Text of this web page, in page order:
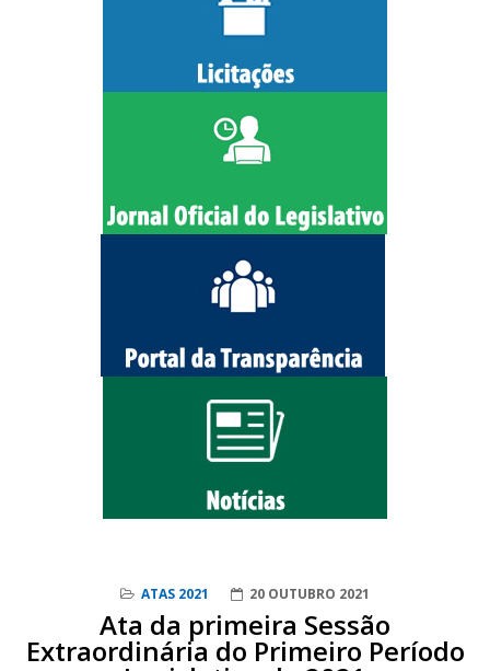
ATAS 2021 20 OUTUBRO 2021
Ata da primeira Sessão
Extraordinária do Primeiro Período